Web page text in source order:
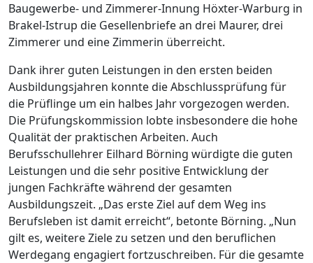
Baugewerbe- und Zimmerer-Innung Höxter-Warburg in
Brakel-Istrup die Gesellenbriefe an drei Maurer, drei
Zimmerer und eine Zimmerin überreicht.
Dank ihrer guten Leistungen in den ersten beiden
Ausbildungsjahren konnte die Abschlussprüfung für
die Prüflinge um ein halbes Jahr vorgezogen werden.
Die Prüfungskommission lobte insbesondere die hohe
Qualität der praktischen Arbeiten. Auch
Berufsschullehrer Eilhard Börning würdigte die guten
Leistungen und die sehr positive Entwicklung der
jungen Fachkräfte während der gesamten
Ausbildungszeit. „Das erste Ziel auf dem Weg ins
Berufsleben ist damit erreicht“, betonte Börning. „Nun
gilt es, weitere Ziele zu setzen und den beruflichen
Werdegang engagiert fortzuschreiben. Für die gesamte